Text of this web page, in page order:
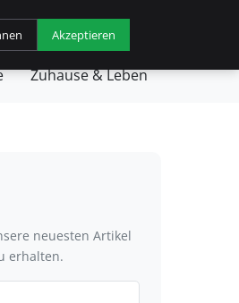
Haustiere Kochen
Zuhause & Leben
neuesten Artikel
erhalten.
Akzeptieren